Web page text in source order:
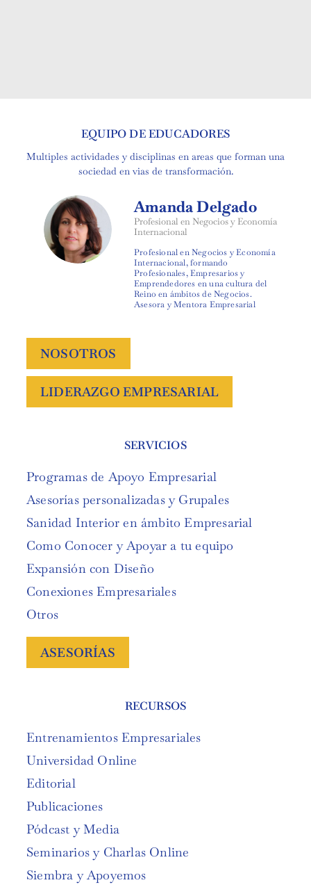
EQUIPO DE EDUCADORES
Multiples actividades y disciplinas en areas que forman una
sociedad en vias de transformación.
Amanda Delgado
Profesional en Negocios y Economía
Internacional
Profesional en Negocios y Economía
Internacional, formando
Profesionales, Empresarios y
Emprendedores en una cultura del
Reino en ámbitos de Negocios.
Asesora y Mentora Empresarial
NOSOTROS
LIDERAZGO EMPRESARIAL
SERVICIOS
Programas de Apoyo Empresarial
Asesorías personalizadas y Grupales
Sanidad Interior en ámbito Empresarial
Como Conocer y Apoyar a tu equipo
Expansión con Diseño
Conexiones Empresariales
Otros
ASESORÍAS
RECURSOS
Entrenamientos Empresariales
Universidad Online
Editorial
Publicaciones
Pódcast y Media
Seminarios y Charlas Online
Siembra y Apoyemos